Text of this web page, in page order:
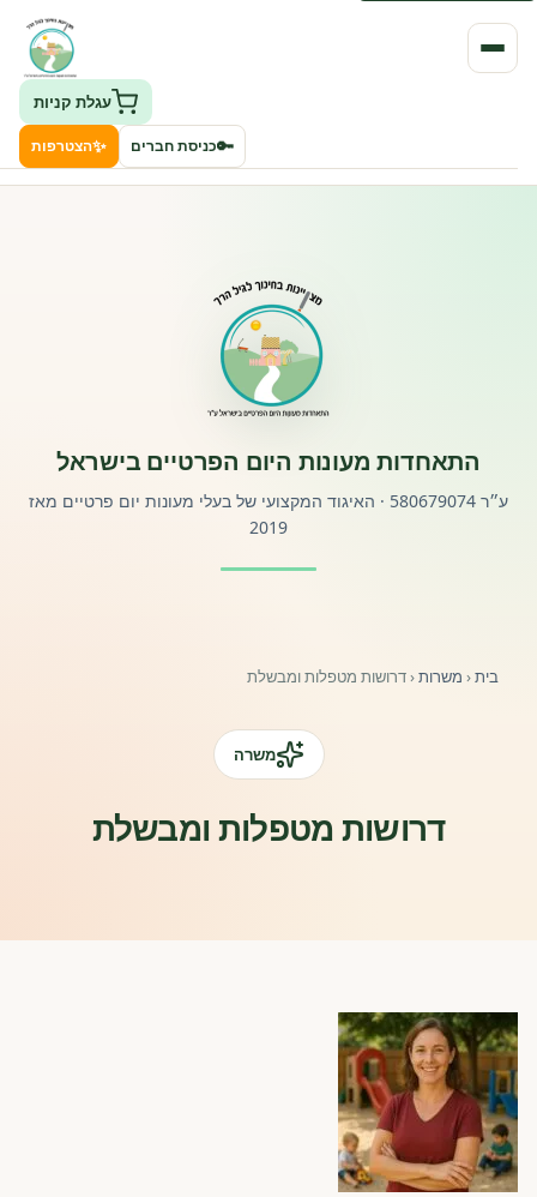
פורטל לוח מודעות דרושים עובדים
השתלמויות וקורסים לגננות ולצוותי חינוך | גיל הרך 0-6
פורטל רואי חשבון
עגלת קניות
🔑כניסת חברים ✨הצטרפות
התאחדות מעונות היום הפרטיים בישראל
ע״ר 580679074 · האיגוד המקצועי של בעלי מעונות יום פרטיים מאז
2019
בית‹ משרות‹דרושות מטפלות ומבשלת
משרה
דרושות מטפלות ומבשלת